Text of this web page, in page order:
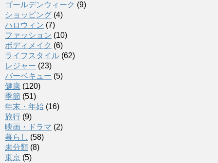
ゴールデンウィーク (9)
ショッピング (4)
ハロウィン (7)
ファッション (10)
ボディメイク (6)
ライフスタイル (62)
レジャー (23)
バーベキュー (5)
健康 (120)
季節 (51)
年末・年始 (16)
旅行 (9)
映画・ドラマ (2)
暮らし (58)
未分類 (8)
東京 (5)